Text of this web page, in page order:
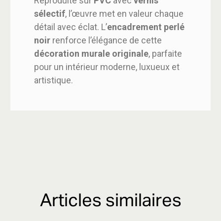
sélectif, l’œuvre met en valeur chaque
détail avec éclat. L’encadrement perlé
noir renforce l’élégance de cette
décoration murale originale, parfaite
pour un intérieur moderne, luxueux et
artistique.
Articles similaires